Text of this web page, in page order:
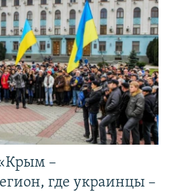
–
где украинцы –